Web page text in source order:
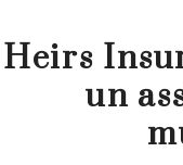
Heirs
un